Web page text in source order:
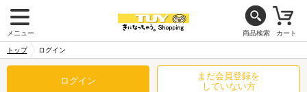
メニュー 商品検索 カート
トップ ログイン
ログイン
まだ会員登録を
していない方